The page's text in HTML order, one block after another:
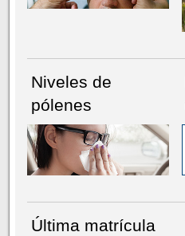
Niveles de
pólenes
Última matrícula